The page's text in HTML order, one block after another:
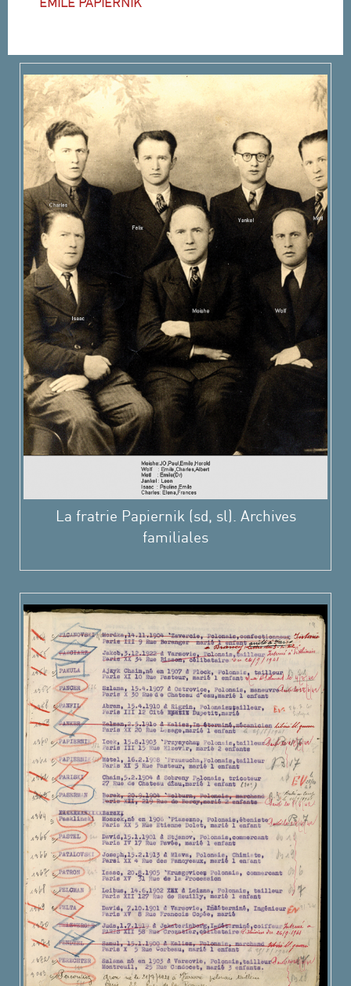
EMILE PAPIERNIK
La fratrie Papiernik (sd, sl). Archives
familiales